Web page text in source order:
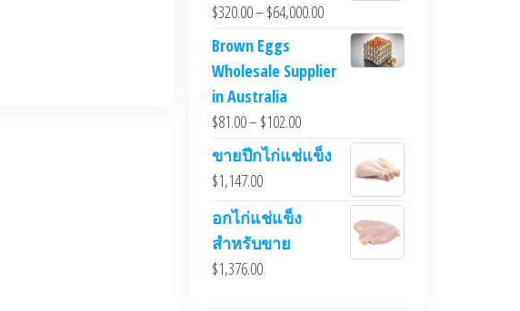
$320.00–$64,000.00
Brown Eggs
Wholesale Supplier
in Australia
$81.00–$102.00
ขายปีกไก่แช่แข็ง
$1,147.00
อกไก่แช่แข็ง
สำหรับขาย
$1,376.00